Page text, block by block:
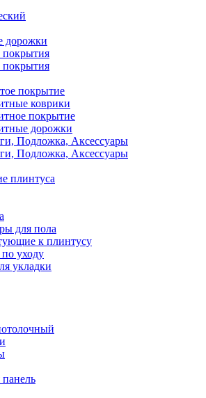
дорожки
покрытия
покрытия
покрытие
коврики
покрытие
дорожки
Подложка, Аксессуары
Подложка, Аксессуары
плинтуса
для пола
к плинтусу
уходу
укладки